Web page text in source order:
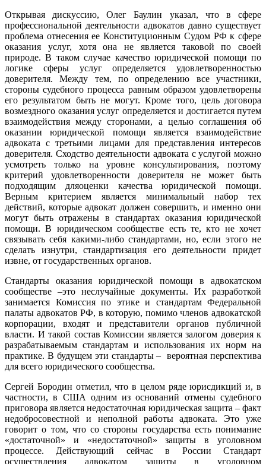
Открывая дискуссию, Олег Баулин указал, что в сфере
профессиональной деятельности адвокатов давно существует
проблема отнесения ее Конституционным Судом РФ к сфере
оказания услуг, хотя она не является таковой по своей
природе. В таком случае качество юридической помощи по
логике сферы услуг определяется удовлетворенностью
доверителя. Между тем, по определению все участники,
стороны судебного процесса равным образом удовлетворены
его результатом быть не могут. Кроме того, цель договора
возмездного оказания услуг определяется и достигается путем
взаимодействия между сторонами, а целью соглашения об
оказании юридической помощи является взаимодействие
адвоката с третьими лицами для представления интересов
доверителя. Сходство деятельности адвоката с услугой можно
усмотреть только на уровне консультирования, поэтому
критерий удовлетворенности доверителя не может быть
подходящим дляоценки качества юридической помощи.
Верным критерием является минимальный набор тех
действий, которые адвокат должен совершить, и именно они
могут быть отражены в стандартах оказания юридической
помощи. В юридическом сообществе есть те, кто не хочет
связывать себя какими-либо стандартами, но, если этого не
сделать изнутри, стандартизация его деятельности придет
извне, от государственных органов.
Стандарты оказания юридической помощи в адвокатском
сообществе –это неслучайные документы. Их разработкой
занимается Комиссия по этике и стандартам Федеральной
палаты адвокатов РФ, в которую, помимо членов адвокатской
корпорации, входят и представители органов публичной
власти. И такой состав Комиссии является залогом доверия к
разрабатываемым стандартам и использования их норм на
практике. В будущем эти стандарты – вероятная перспектива
для всего юридического сообщества.
Сергей Бородин отметил, что в целом ряде юрисдикций и, в
частности, в США одним из оснований отмены судебного
приговора является недостаточная юридическая защита – факт
недобросовестной и неполной работы адвоката. Это уже
говорит о том, что со стороны государства есть понимание
«достаточной» и «недостаточной» защиты в уголовном
процессе. Действующий сейчас в России Стандарт
осуществления адвокатом защиты в уголовном